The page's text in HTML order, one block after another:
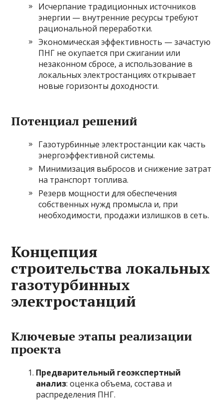
Исчерпание традиционных источников
энергии — внутренние ресурсы требуют
рациональной переработки.
Экономическая эффективность — зачастую
ПНГ не окупается при сжигании или
незаконном сбросе, а использование в
локальных электростанциях открывает
новые горизонты доходности.
Потенциал решений
Газотурбинные электростанции как часть
энергоэффективной системы.
Минимизация выбросов и снижение затрат
на транспорт топлива.
Резерв мощности для обеспечения
собственных нужд промысла и, при
необходимости, продажи излишков в сеть.
Концепция
строительства локальных
газотурбинных
электростанций
Ключевые этапы реализации
проекта
Предварительный геоэкспертный
анализ: оценка объема, состава и
распределения ПНГ.